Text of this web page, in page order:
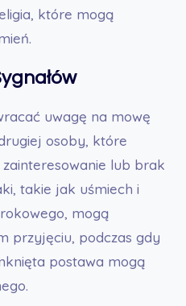
które mogą
uwagę na mowę
osoby, które
lub brak
takie jak uśmiech i
mogą
przyjęciu, podczas gdy
postawa mogą